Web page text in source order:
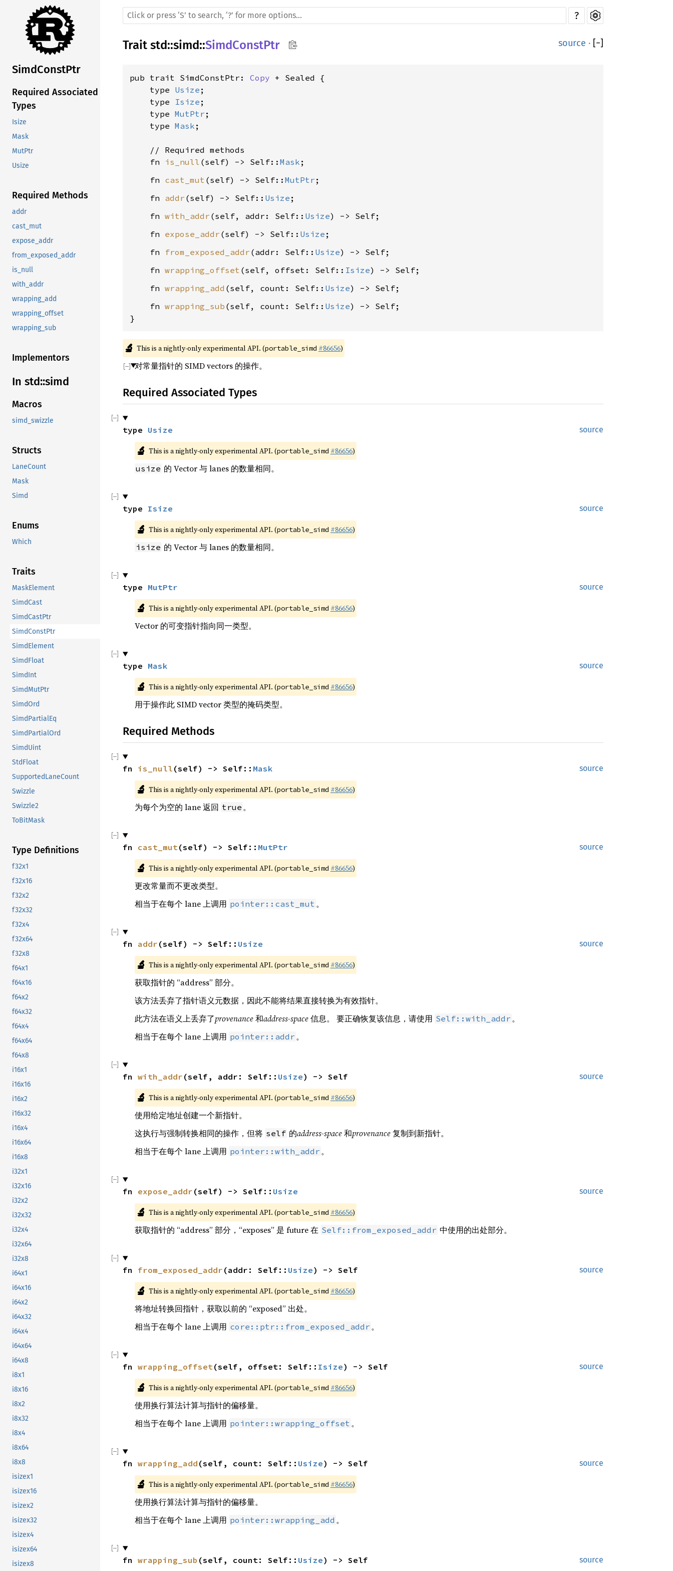
SimdConstPtr
Required Associated
Types
Isize
Mask
MutPtr
Usize
Required Methods
addr
cast_mut
expose_addr
from_exposed_addr
is_null
with_addr
wrapping_add
wrapping_offset
wrapping_sub
Implementors
In std::simd
Macros
simd_swizzle
Structs
LaneCount
Mask
Simd
Enums
Which
Traits
MaskElement
SimdCast
SimdCastPtr
SimdConstPtr
SimdElement
SimdFloat
SimdInt
SimdMutPtr
SimdOrd
SimdPartialEq
SimdPartialOrd
SimdUint
StdFloat
SupportedLaneCount
Swizzle
Swizzle2
ToBitMask
Type Definitions
f32x1
f32x16
f32x2
f32x32
f32x4
f32x64
f32x8
f64x1
f64x16
f64x2
f64x32
f64x4
f64x64
f64x8
i16x1
i16x16
i16x2
i16x32
i16x4
i16x64
i16x8
i32x1
i32x16
i32x2
i32x32
i32x4
i32x64
i32x8
i64x1
i64x16
i64x2
i64x32
i64x4
i64x64
i64x8
i8x1
i8x16
i8x2
i8x32
i8x4
i8x64
i8x8
isizex1
isizex16
isizex2
isizex32
isizex4
isizex64
isizex8
?
Trait std::simd::SimdConstPtr source · [−]
pub trait SimdConstPtr: Copy + Sealed {
    type
Usize ;
    type
Isize ;
    type
MutPtr ;
    type
Mask ;
    // Required methods
    fn
is_null (self) -> Self:: Mask
    fn
cast_mut (self) -> Self:: MutPtr
    fn
addr (self) -> Self:: Usize
    fn
with_addr (self, addr: Self:: Usize
    fn
expose_addr (self) -> Self:: Usize
    fn
from_exposed_addr (addr: Self:: Usize
    fn
wrapping_offset (self, offset: Self:: Isize
    fn
wrapping_add (self, count: Self:: Usize
    fn
wrapping_sub (self, count: Self:: Usize) -> Self;
}
🔬 This is a nightly-only experimental API. (portable_simd #86656)
对常量指针的 SIMD vectors 的操作。
Required Associated Types
source
type Usize
🔬 This is a nightly-only experimental API. (portable_simd #86656)
usize 的 Vector 与 lanes 的数量相同。
source
type Isize
🔬 This is a nightly-only experimental API. (portable_simd #86656)
isize 的 Vector 与 lanes 的数量相同。
source
type MutPtr
🔬 This is a nightly-only experimental API. (portable_simd #86656)
Vector 的可变指针指向同一类型。
source
type Mask
🔬 This is a nightly-only experimental API. (portable_simd #86656)
用于操作此 SIMD vector 类型的掩码类型。
Required Methods
source
fn is_null (self) -> Self:: Mask
🔬 This is a nightly-only experimental API. (portable_simd #86656)
为每个为空的 lane 返回 true 。
source
fn cast_mut(self) -> Self:: MutPtr
🔬 This is a nightly-only experimental API. (portable_simd #86656)
更改常量而不更改类型。
相当于在每个 lane 上调用 pointer::cast_mut 。
source
fn addr (self) -> Self:: Usize
🔬 This is a nightly-only experimental API. (portable_simd #86656)
获取指针的 “address” 部分。
该方法丢弃了指针语义元数据，因此不能将结果直接转换为有效指针。
此方法在语义上丢弃了provenance和address-space信息。 要正确恢复该信息，请使用 Self::with_addr 。
相当于在每个 lane 上调用 pointer::addr 。
source
fn with_addr (self, addr: Self:: Usize) -> Self
🔬 This is a nightly-only experimental API. (portable_simd #86656)
使用给定地址创建一个新指针。
这执行与强制转换相同的操作，但将 self 的address-space和provenance复制到新指针。
相当于在每个 lane 上调用 pointer::with_addr 。
source
fn expose_addr (self) -> Self:: Usize
🔬 This is a nightly-only experimental API. (portable_simd #86656)
获取指针的 “address” 部分，“exposes” 是 future 在 Self::from_exposed_addr 中使用的出处部分。
source
fn from_exposed_addr (addr: Self:: Usize) -> Self
🔬 This is a nightly-only experimental API. (portable_simd #86656)
将地址转换回指针，获取以前的 “exposed” 出处。
相当于在每个 lane 上调用 core::ptr::from_exposed_addr 。
source
fn wrapping_offset(self, offset: Self:: Isize) -> Self
🔬 This is a nightly-only experimental API. (portable_simd #86656)
使用换行算法计算与指针的偏移量。
相当于在每个 lane 上调用 pointer::wrapping_offset 。
source
fn wrapping_add (self, count: Self:: Usize) -> Self
🔬 This is a nightly-only experimental API. (portable_simd #86656)
使用换行算法计算与指针的偏移量。
相当于在每个 lane 上调用 pointer::wrapping_add 。
source
fn wrapping_sub (self, count: Self:: Usize) -> Self